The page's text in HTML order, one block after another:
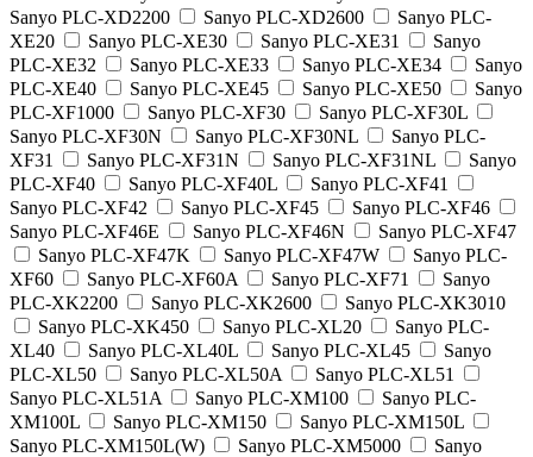
Sanyo PLC-XD2200
Sanyo PLC-XD2600
Sanyo PLC-
XE20
Sanyo PLC-XE30 Sanyo PLC-XE31
Sanyo
PLC-XE32
Sanyo PLC-XE33 Sanyo PLC-XE34
Sanyo
PLC-XE40
Sanyo PLC-XE45 Sanyo PLC-XE50
Sanyo
PLC-XF1000
Sanyo PLC-XF30
Sanyo PLC-XF30L
Sanyo PLC-XF30N
Sanyo PLC-XF30NL
Sanyo PLC-
XF31
Sanyo PLC-XF31N Sanyo PLC-XF31NL
Sanyo
PLC-XF40
Sanyo PLC-XF40L
Sanyo PLC-XF41
Sanyo PLC-XF42
Sanyo PLC-XF45
Sanyo PLC-XF46
Sanyo PLC-XF46E
Sanyo PLC-XF46N
Sanyo PLC-XF47
Sanyo PLC-XF47K
Sanyo PLC-XF47W
Sanyo PLC-
XF60
Sanyo PLC-XF60A Sanyo PLC-XF71
Sanyo
PLC-XK2200
Sanyo PLC-XK2600
Sanyo PLC-XK3010
Sanyo PLC-XK450
Sanyo PLC-XL20
Sanyo PLC-
XL40
Sanyo PLC-XL40L Sanyo PLC-XL45
Sanyo
PLC-XL50
Sanyo PLC-XL50A
Sanyo PLC-XL51
Sanyo PLC-XL51A
Sanyo PLC-XM100
Sanyo PLC-
XM100L
Sanyo PLC-XM150
Sanyo PLC-XM150L
Sanyo PLC-XM150L(W)
Sanyo PLC-XM5000
Sanyo